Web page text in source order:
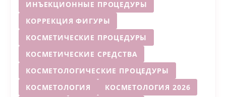
ИНЪЕКЦИОННЫЕ ПРОЦЕДУРЫ
КОРРЕКЦИЯ ФИГУРЫ
КОСМЕТИЧЕСКИЕ ПРОЦЕДУРЫ
КОСМЕТИЧЕСКИЕ СРЕДСТВА
КОСМЕТОЛОГИЧЕСКИЕ ПРОЦЕДУРЫ
КОСМЕТОЛОГИЯ
КОСМЕТОЛОГИЯ 2026